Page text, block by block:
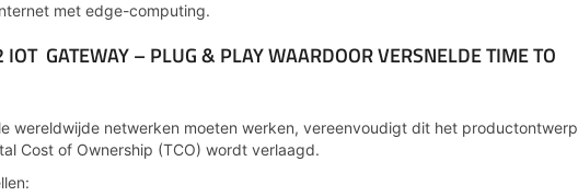
met edge-computing.
IOT GATEWAY – PLUG & PLAY WAARDOOR VERSNELDE TIME TO
wereldwijde netwerken moeten werken, vereenvoudigt dit het productontwerp
Cost of Ownership (TCO) wordt verlaagd.